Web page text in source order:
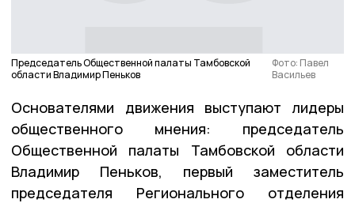
Председатель Общественной палаты Тамбовской
области Владимир Пеньков
Фото: Павел
Васильев
Основателями движения выступают лидеры
общественного мнения: председатель
Общественной палаты Тамбовской области
Владимир Пеньков, первый заместитель
председателя Регионального отделения